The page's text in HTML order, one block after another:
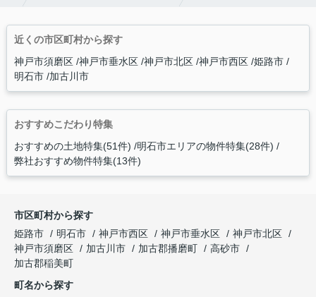
近くの市区町村から探す
神戸市須磨区 神戸市垂水区 神戸市北区 神戸市西区 姫路市
明石市 加古川市
おすすめこだわり特集
おすすめの土地特集(51件) 明石市エリアの物件特集(28件)
弊社おすすめ物件特集(13件)
市区町村から探す
姫路市
明石市 神戸市西区 神戸市垂水区
神戸市北区
神戸市須磨区
加古川市 加古郡播磨町
高砂市
加古郡稲美町
町名から探す